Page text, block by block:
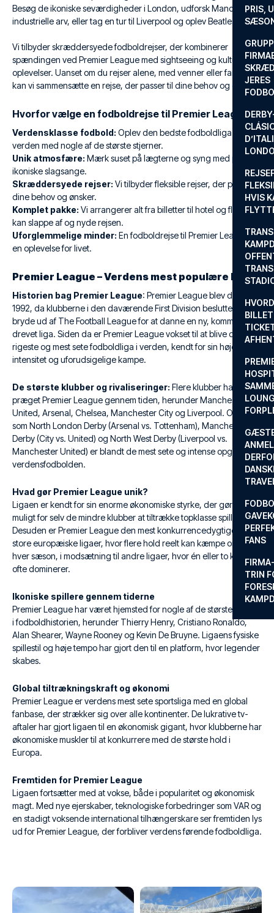
PRIS,
JERES
HVIS
FANS
TRIN
Besøg de ikoniske seværdigheder i London, udforsk Manchesters
industrielle arv, eller tag en tur til Liverpool og oplev Beatles-byen.
Vi tilbyder skræddersyede fodboldrejser, der kombinerer
spændingen ved Premier League med sightseeing og kulturelle
oplevelser. Uanset om du rejser alene, med venner eller familie,
kan vi sammensætte en rejse, der passer til dine behov og ønsker.
Hvorfor vælge en fodboldrejse til Premier League?
Verdensklasse fodbold: Oplev den bedste fodboldliga i
verden med nogle af de største stjerner.
Unik atmosfære: Mærk suset på lægterne og syng med på de
ikoniske slagsange.
Skræddersyede rejser: Vi tilbyder fleksible rejser, der passer til
dine behov og ønsker.
Komplet pakke: Vi arrangerer alt fra billetter til hotel og fly, så du
kan slappe af og nyde rejsen.
Uforglemmelige minder: En fodboldrejse til Premier League er
en oplevelse for livet.
Premier League – Verdens mest populære liga
Historien bag Premier League: Premier League blev dannet i
1992, da klubberne i den daværende First Division besluttede at
bryde ud af The Football League for at danne en ny, kommercielt
drevet liga. Siden da er Premier League vokset til at blive den
rigeste og mest sete fodboldliga i verden, kendt for sin høje
intensitet og uforudsigelige kampe.
De største klubber og rivaliseringer: Flere klubber har
præget Premier League gennem tiden, herunder Manchester
United, Arsenal, Chelsea, Manchester City og Liverpool. Opgør
som North London Derby (Arsenal vs. Tottenham), Manchester
Derby (City vs. United) og North West Derby (Liverpool vs.
Manchester United) er blandt de mest sete og intense opgør i
verdensfodbolden.
Hvad gør Premier League unik?
Ligaen er kendt for sin enorme økonomiske styrke, der gør det
muligt for selv de mindre klubber at tiltrække topklasse spillere.
Desuden er Premier League den mest konkurrencedygtige af de
store europæiske ligaer, hvor flere hold reelt kan kæmpe om titlen
hver sæson, i modsætning til andre ligaer, hvor én eller to klubber
ofte dominerer.
Ikoniske spillere gennem tiderne
Premier League har været hjemsted for nogle af de største spillere
i fodboldhistorien, herunder Thierry Henry, Cristiano Ronaldo,
Alan Shearer, Wayne Rooney og Kevin De Bruyne. Ligaens fysiske
spillestil og høje tempo har gjort den til en platform, hvor legender
skabes.
Global tiltrækningskraft og økonomi
Premier League er verdens mest sete sportsliga med en global
fanbase, der strækker sig over alle kontinenter. De lukrative tv-
aftaler har gjort ligaen til en økonomisk gigant, hvor klubberne har
økonomiske muskler til at konkurrere med de største hold i
Europa.
Fremtiden for Premier League
Ligaen fortsætter med at vokse, både i popularitet og økonomisk
magt. Med nye ejerskaber, teknologiske forbedringer som VAR og
en stadigt voksende international tilhængerskare ser fremtiden lys
ud for Premier League, der forbliver verdens førende fodboldliga.